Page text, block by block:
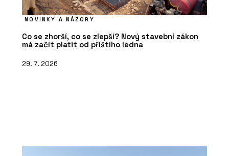
NOVINKY A NÁZORY
Co se zhorší, co se zlepší? Nový stavební zákon
má začít platit od příštího ledna
29. 7. 2026